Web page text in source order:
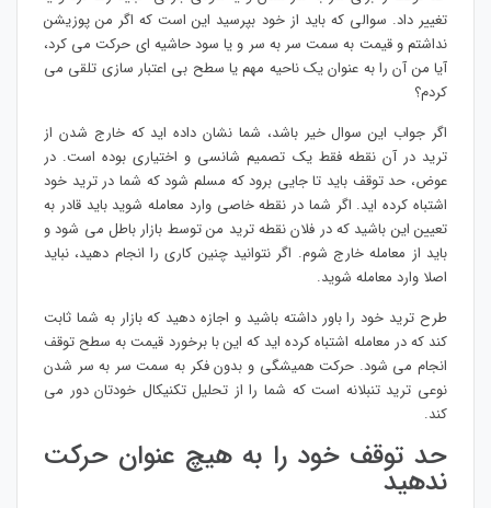
تغییر داد. سوالی که باید از خود بپرسید این است که اگر من پوزیشن
نداشتم و قیمت به سمت سر به سر و یا سود حاشیه ای حرکت می کرد،
آیا من آن را به عنوان یک ناحیه مهم یا سطح بی اعتبار سازی تلقی می
کردم؟
اگر جواب این سوال خیر باشد، شما نشان داده اید که خارج شدن از
ترید در آن نقطه فقط یک تصمیم شانسی و اختیاری بوده است. در
عوض، حد توقف باید تا جایی برود که مسلم شود که شما در ترید خود
اشتباه کرده اید. اگر شما در نقطه خاصی وارد معامله شوید باید قادر به
تعیین این باشید که در فلان نقطه ترید من توسط بازار باطل می شود و
باید از معامله خارج شوم. اگر نتوانید چنین کاری را انجام دهید، نباید
اصلا وارد معامله شوید.
طرح ترید خود را باور داشته باشید و اجازه دهید که بازار به شما ثابت
کند که در معامله اشتباه کرده اید که این با برخورد قیمت به سطح توقف
انجام می شود. حرکت همیشگی و بدون فکر به سمت سر به سر شدن
نوعی ترید تنبلانه است که شما را از تحلیل تکنیکال خودتان دور می
کند.
حد توقف خود را به هیچ عنوان حرکت
ندهید